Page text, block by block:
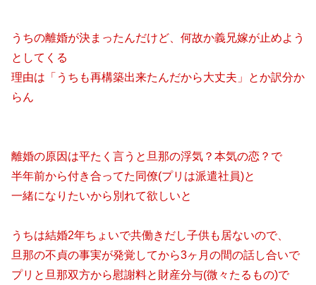
うちの離婚が決まったんだけど、何故か義兄嫁が止めよう
としてくる
理由は「うちも再構築出来たんだから大丈夫」とか訳分か
らん
離婚の原因は平たく言うと旦那の浮気？本気の恋？で
半年前から付き合ってた同僚(プリは派遣社員)と
一緒になりたいから別れて欲しいと
うちは結婚2年ちょいで共働きだし子供も居ないので、
旦那の不貞の事実が発覚してから3ヶ月の間の話し合いで
プリと旦那双方から慰謝料と財産分与(微々たるもの)で